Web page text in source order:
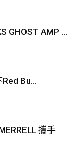
GHOST AMP ...
Bu...
攜手